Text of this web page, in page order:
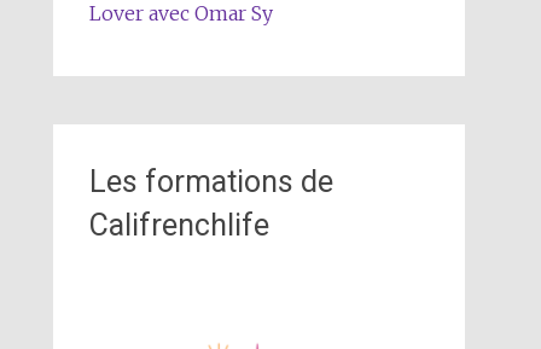
Lover avec Omar Sy
Les formations de
Califrenchlife